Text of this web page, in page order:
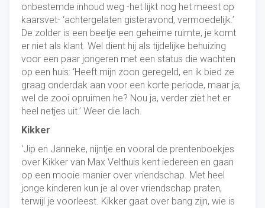
onbestemde inhoud weg -het lijkt nog het meest op
kaarsvet- ‘achtergelaten gisteravond, vermoedelijk.’
De zolder is een beetje een geheime ruimte, je komt
er niet als klant. Wel dient hij als tijdelijke behuizing
voor een paar jongeren met een status die wachten
op een huis: ‘Heeft mijn zoon geregeld, en ik bied ze
graag onderdak aan voor een korte periode, maar ja;
wel de zooi opruimen he? Nou ja, verder ziet het er
heel netjes uit.’ Weer die lach.
Kikker
‘Jip en Janneke, nijntje en vooral de prentenboekjes
over Kikker van Max Velthuis kent iedereen en gaan
op een mooie manier over vriendschap. Met heel
jonge kinderen kun je al over vriendschap praten,
terwijl je voorleest. Kikker gaat over bang zijn, wie is